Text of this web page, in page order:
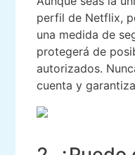
perfil de Netflix,
una medida de
protegerá de
autorizados.
cuenta y